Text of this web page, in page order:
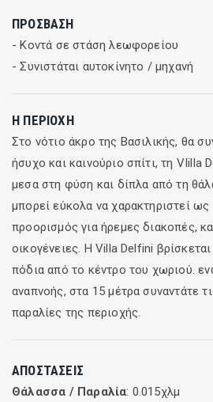
31/08/2026
01/09/2026 -
2
10/10/2026
ΠΡΌΣΒΑΣΗ
- Κοντά σε στάση λεωφορείου
- Συνιστάται αυτοκίνητο / μηχανή
Η ΠΕΡΙΟΧΉ
Στο νότιο άκρο της Βασιλικής, θα
ήσυχο και καινούριο σπίτι, τη VIilla
μεσα στη φύση και δίπλα από τη
μπορεί εύκολα να χαρακτηριστεί ως
προορισμός για ήρεμες διακοπές,
οικογένειες. Η Villa Delfini
πόδια από το κέντρο του χωριού.
αναπνοής, στα 15 μέτρα συναντάτε
παραλίες της περιοχής.
ΑΠΟΣΤΆΣΕΙΣ
Θάλασσα / Παραλία: 0.015χλμ